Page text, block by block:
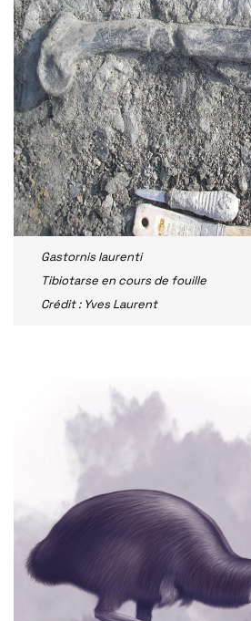
Gastornis laurenti
Tibiotarse en cours de fouille
Crédit : Yves Laurent